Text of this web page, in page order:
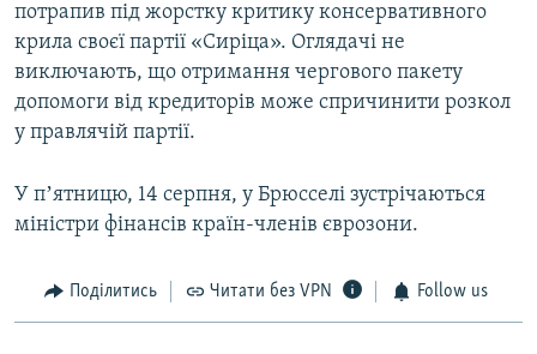
потрапив під жорстку критику консервативного
крила своєї партії «Сиріца». Оглядачі не
виключають, що отримання чергового пакету
допомоги від кредиторів може спричинити розкол
у правлячій партії.
У пʼятницю, 14 серпня, у Брюсселі зустрічаються
міністри фінансів країн-членів єврозони.
Поділитись Читати без VPN Follow us